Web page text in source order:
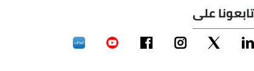
تابعونا على